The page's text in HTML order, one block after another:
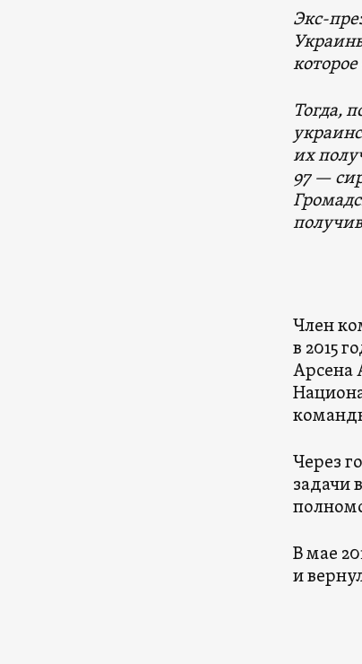
Экс-
Тогда,
их
97 —
Член
в 2015
Арсена
Через
задачи
В мае
и